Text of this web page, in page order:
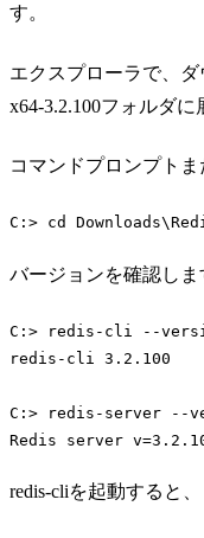
す。
エクスプローラで、
x64-3.2.100フォルダに
コマンドプロンプトま
C:> cd
バージョンを確認しま
C:> redis-cli --
redis-cli 3.2.100
C:> redis-server --
Redis server
redis-cliを起動すると